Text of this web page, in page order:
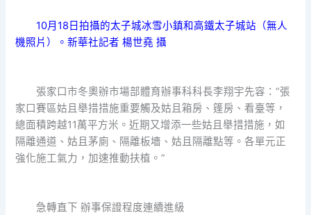
10月18日拍攝的太子城冰雪小鎮和高鐵太子城站（無人
機照片）。新華社記者 楊世堯 攝
張家口市冬奧辦市場部體育辦事科科長李翔宇先容：“張
家口賽區姑且舉措措施重要觸及姑且箱房、篷房、看臺等，
總面積跨越11萬平方米。近期又增添一些姑且舉措措施，如
隔離通道、姑且茅廁、隔離板墻、姑且隔離點等。各單元正
強化施工氣力，加速推動扶植。”
急轉直下 辦事保證程度連續進級